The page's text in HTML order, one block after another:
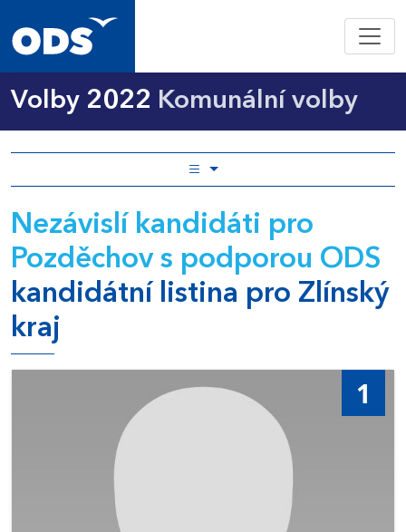
Volby 2022 Komunální volby
Nezávislí kandidáti pro
Pozděchov s podporou ODS
kandidátní listina pro Zlínský
kraj
1